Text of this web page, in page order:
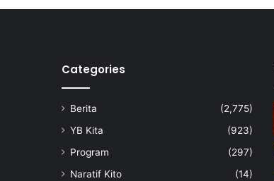
s
J
K
D
N
S
Categories
Berita
(2,775)
YB Kita
(923)
Program
(297)
Naratif Kito
(14)